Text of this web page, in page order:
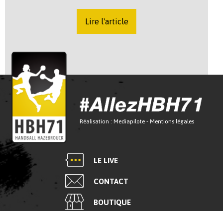
Lire l'article
Réalisation : Mediapilote - Mentions légales
LE LIVE
CONTACT
BOUTIQUE